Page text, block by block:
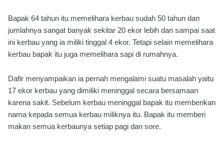
Bapak 64 tahun itu memelihara kerbau sudah 50 tahun dan
jumlahnya sangat banyak sekitar 20 ekor lebih dan sampai saat
ini kerbau yang ia miliki tinggal 4 ekor. Tetapi selain memelihara
kerbau bapak itu juga memelihara sapi di rumahnya.
Dafir menyampaikan ia pernah mengalami suatu masalah yaitu
17 ekor kerbau yang dimiliki meninggal secara bersamaan
karena sakit. Sebelum kerbau meninggal bapak itu memberikan
nama kepada semua kerbau miliknya itu. Bapak itu memberi
makan semua kerbaunya setiap pagi dan sore.